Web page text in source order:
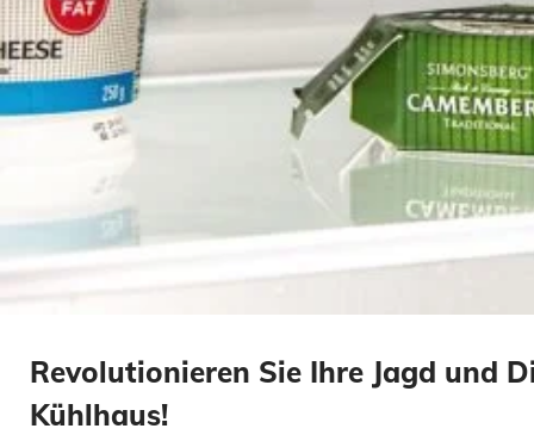
Revolutionieren Sie Ihre Jagd und
Kühlhaus!